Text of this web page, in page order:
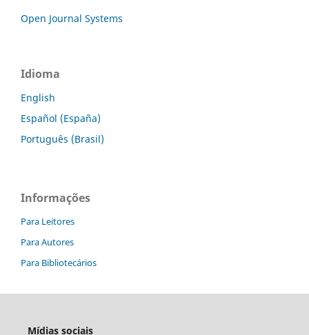
Open Journal Systems
Idioma
English
Español (España)
Português (Brasil)
Informações
Para Leitores
Para Autores
Para Bibliotecários
Mídias sociais